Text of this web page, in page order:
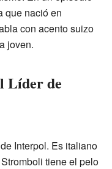
que nació en
con acento suizo
joven.
Líder de
Interpol. Es italiano
tiene el pelo